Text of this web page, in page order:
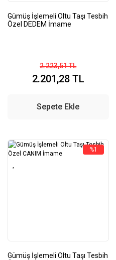
Gümüş İşlemeli Oltu Taşı Tesbih
Özel DEDEM İmame
2.223,51 TL
2.201,28 TL
Sepete Ekle
%1
Gümüş İşlemeli Oltu Taşı Tesbih